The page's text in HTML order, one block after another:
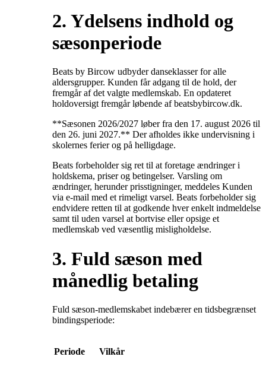
2. Ydelsens indhold og
sæsonperiode
Beats by Bircow udbyder danseklasser for alle
aldersgrupper. Kunden får adgang til de hold, der
fremgår af det valgte medlemskab. En opdateret
holdoversigt fremgår løbende af beatsbybircow.dk.
**Sæsonen 2026/2027 løber fra den 17. august 2026 til
den 26. juni 2027.** Der afholdes ikke undervisning i
skolernes ferier og på helligdage.
Beats forbeholder sig ret til at foretage ændringer i
holdskema, priser og betingelser. Varsling om
ændringer, herunder prisstigninger, meddeles Kunden
via e-mail med et rimeligt varsel. Beats forbeholder sig
endvidere retten til at godkende hver enkelt indmeldelse
samt til uden varsel at bortvise eller opsige et
medlemskab ved væsentlig misligholdelse.
3. Fuld sæson med
månedlig betaling
Fuld sæson-medlemskabet indebærer en tidsbegrænset
bindingsperiode:
Periode Vilkår